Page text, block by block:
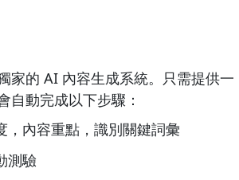
家的 AI 內容生成系統。只需提供一
自動完成以下步驟：
，內容重點，識別關鍵詞彙
測驗